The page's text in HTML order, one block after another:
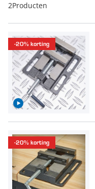
2Producten
-20% korting
-20% korting